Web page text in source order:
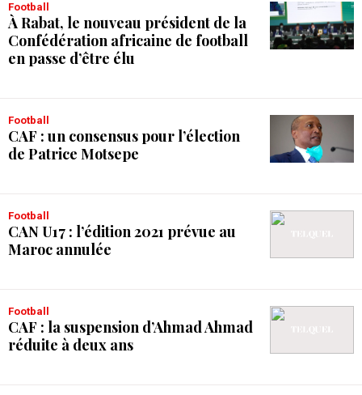
Football
À Rabat, le nouveau président de la
Confédération africaine de football
en passe d’être élu
Football
CAF : un consensus pour l’élection
de Patrice Motsepe
Football
CAN U17 : l’édition 2021 prévue au
Maroc annulée
Football
CAF : la suspension d’Ahmad Ahmad
réduite à deux ans